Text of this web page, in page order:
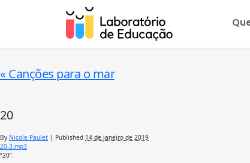
«Canções para o mar
20
By Nicole Paulet | Published 14 de janeiro de 2019
20-3.mp3
“20”.